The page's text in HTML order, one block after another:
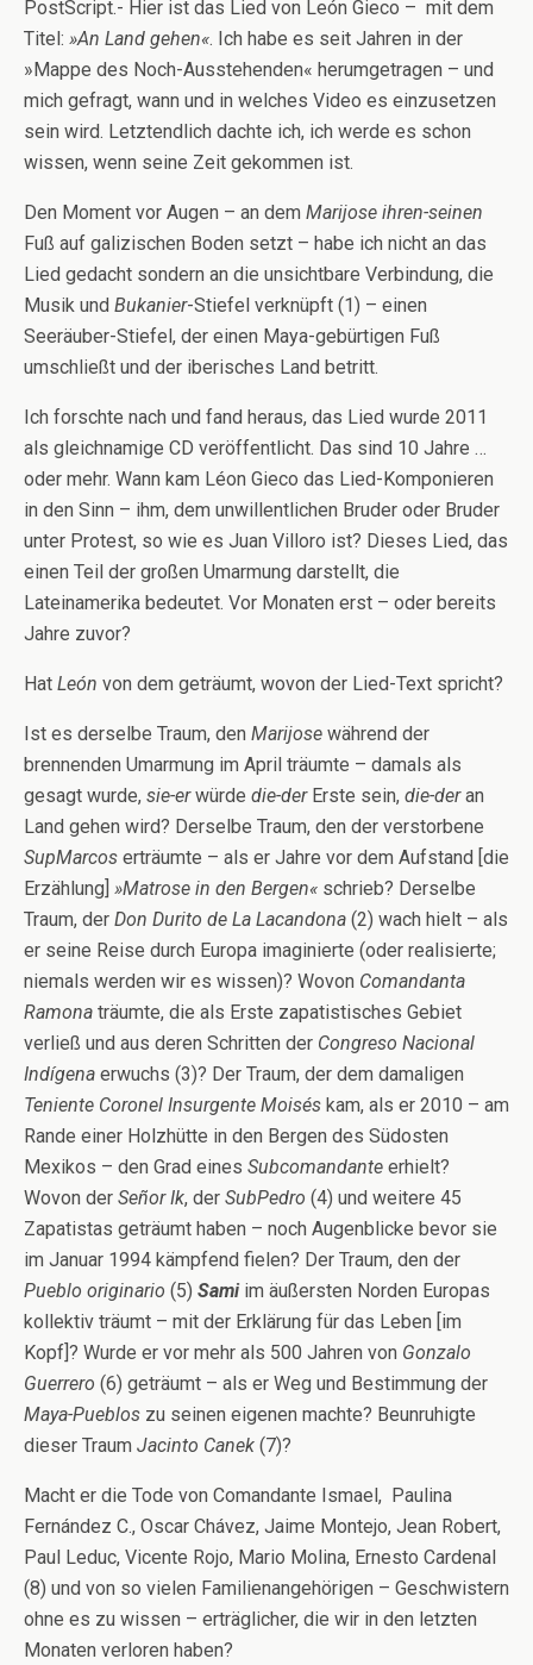
PostScript.- Hier ist das Lied von León Gieco – mit dem
Titel: »An Land gehen«. Ich habe es seit Jahren in der
»Mappe des Noch-Ausstehenden« herumgetragen – und
mich gefragt, wann und in welches Video es einzusetzen
sein wird. Letztendlich dachte ich, ich werde es schon
wissen, wenn seine Zeit gekommen ist.
Den Moment vor Augen – an dem Marijose ihren-seinen
Fuß auf galizischen Boden setzt – habe ich nicht an das
Lied gedacht sondern an die unsichtbare Verbindung, die
Musik und Bukanier-Stiefel verknüpft (1) – einen
Seeräuber-Stiefel, der einen Maya-gebürtigen Fuß
umschließt und der iberisches Land betritt.
Ich forschte nach und fand heraus, das Lied wurde 2011
als gleichnamige CD veröffentlicht. Das sind 10 Jahre …
oder mehr. Wann kam Léon Gieco das Lied-Komponieren
in den Sinn – ihm, dem unwillentlichen Bruder oder Bruder
unter Protest, so wie es Juan Villoro ist? Dieses Lied, das
einen Teil der großen Umarmung darstellt, die
Lateinamerika bedeutet. Vor Monaten erst – oder bereits
Jahre zuvor?
Hat León von dem geträumt, wovon der Lied-Text spricht?
Ist es derselbe Traum, den Marijose während der
brennenden Umarmung im April träumte – damals als
gesagt wurde, sie-erwürde die-derErste sein, die-deran
Land gehen wird? Derselbe Traum, den der verstorbene
SupMarcos erträumte – als er Jahre vor dem Aufstand [die
Erzählung] »Matrose in den Bergen« schrieb? Derselbe
Traum, der Don Durito de La Lacandona (2) wach hielt – als
er seine Reise durch Europa imaginierte (oder realisierte;
niemals werden wir es wissen)? Wovon Comandanta
Ramona träumte, die als Erste zapatistisches Gebiet
verließ und aus deren Schritten der Congreso Nacional
Indígena erwuchs (3)? Der Traum, der dem damaligen
Teniente Coronel Insurgente Moisés kam, als er 2010 – am
Rande einer Holzhütte in den Bergen des Südosten
Mexikos – den Grad eines Subcomandante erhielt?
Wovon der Señor Ik, der SubPedro (4) und weitere 45
Zapatistas geträumt haben – noch Augenblicke bevor sie
im Januar 1994 kämpfend fielen? Der Traum, den der
Pueblo originario (5) Samiim äußersten Norden Europas
kollektiv träumt – mit der Erklärung für das Leben [im
Kopf]? Wurde er vor mehr als 500 Jahren von Gonzalo
Guerrero (6) geträumt – als er Weg und Bestimmung der
Maya-Pueblos zu seinen eigenen machte? Beunruhigte
dieser Traum Jacinto Canek (7)?
Macht er die Tode von Comandante Ismael, Paulina
Fernández C., Oscar Chávez, Jaime Montejo, Jean Robert,
Paul Leduc, Vicente Rojo, Mario Molina, Ernesto Cardenal
(8) und von so vielen Familienangehörigen – Geschwistern
ohne es zu wissen – erträglicher, die wir in den letzten
Monaten verloren haben?